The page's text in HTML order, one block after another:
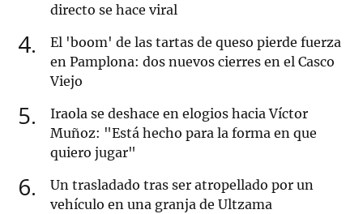
directo se hace viral
4
El 'boom' de las tartas de queso pierde fuerza
en Pamplona: dos nuevos cierres en el Casco
Viejo
5
Iraola se deshace en elogios hacia Víctor
Muñoz: "Está hecho para la forma en que
quiero jugar"
6
Un trasladado tras ser atropellado por un
vehículo en una granja de Ultzama